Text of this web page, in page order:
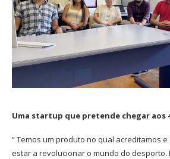
Uma startup que pretende chegar aos
“ Temos um produto no qual acreditamos
estar a revolucionar o mundo do desporto.